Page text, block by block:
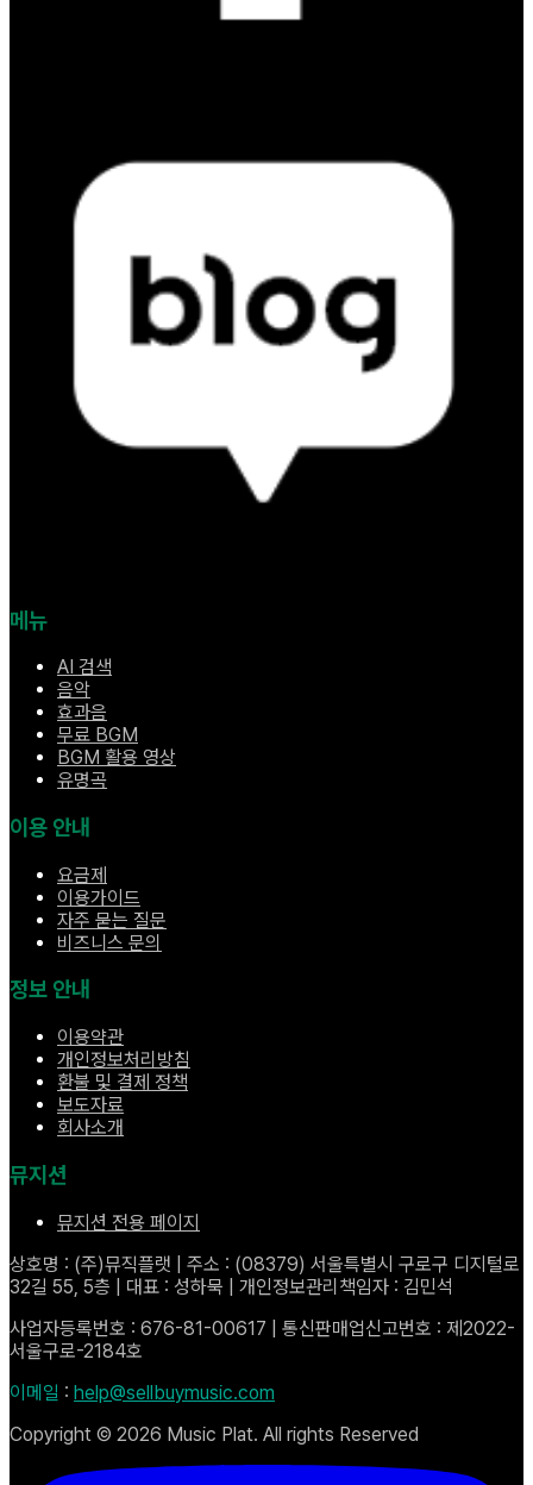
메뉴
AI 검색
음악
효과음
무료 BGM
BGM 활용 영상
유명곡
이용 안내
요금제
이용가이드
자주 묻는 질문
비즈니스 문의
정보 안내
이용약관
개인정보처리방침
환불 및 결제 정책
보도자료
회사소개
뮤지션
뮤지션 전용 페이지
상호명 : (주)뮤직플랫 | 주소 : (08379) 서울특별시 구로구 디지털로
32길 55, 5층 | 대표 : 성하묵 | 개인정보관리책임자 : 김민석
사업자등록번호 : 676-81-00617 | 통신판매업신고번호 : 제2022-
서울구로-2184호
이메일 : help@sellbuymusic.com
Copyright © 2026 Music Plat. All rights Reserved